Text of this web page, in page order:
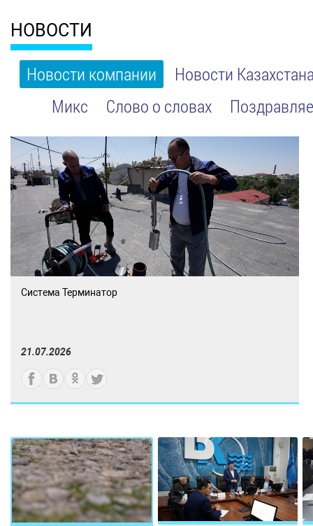
НОВОСТИ
Новости компании
Новости
Микс
Слово о словах
Система Терминатор
21.07.2026